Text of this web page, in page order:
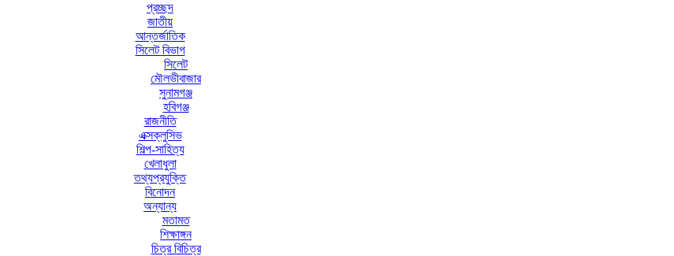
প্রচ্ছদ
জাতীয়
আন্তর্জাতিক
সিলেট বিভাগ
সিলেট
মৌলভীবাজার
সুনামগঞ্জ
হবিগঞ্জ
রাজনীতি
এক্সক্লুসিভ
শিল্প-সাহিত্য
খেলাধুলা
তথ্যপ্রযুক্তি
বিনোদন
অন্যান্য
মতামত
শিক্ষাঙ্গন
চিত্র বিচিত্র